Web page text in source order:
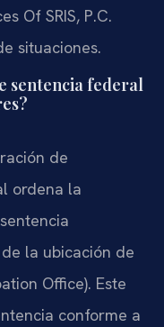
Of SRIS, P.C.
situaciones.
sentencia federal
de
ordena la
la ubicación de
Office). Este
conforme a